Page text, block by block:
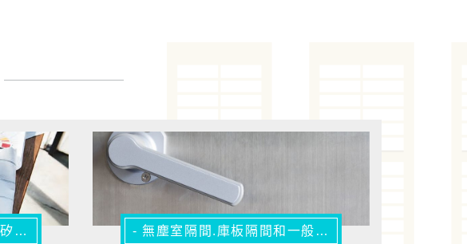
- ​庫板5大優勢- 接縫處均以矽膠氣密，氣密效果極佳 - - 無塵室隔間.庫板隔間和一般隔間有什麼不同? -